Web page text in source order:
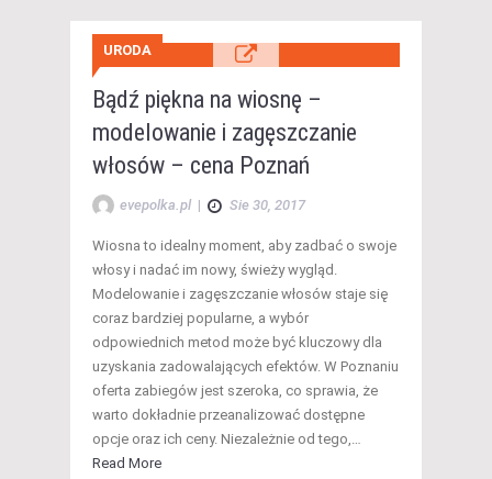
URODA
Bądź piękna na wiosnę –
modelowanie i zagęszczanie
włosów – cena Poznań
evepolka.pl | Sie 30, 2017
Wiosna to idealny moment, aby zadbać o swoje
włosy i nadać im nowy, świeży wygląd.
Modelowanie i zagęszczanie włosów staje się
coraz bardziej popularne, a wybór
odpowiednich metod może być kluczowy dla
uzyskania zadowalających efektów. W Poznaniu
oferta zabiegów jest szeroka, co sprawia, że
warto dokładnie przeanalizować dostępne
opcje oraz ich ceny. Niezależnie od tego,…
Read More